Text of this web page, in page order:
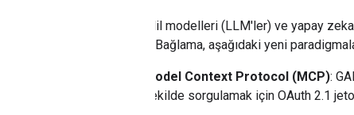
Büyük dil modelleri (LLM'ler) ve yapay
Hesabı Bağlama, aşağıdaki yeni
Model Context Protocol (MCP):
şekilde sorgulamak için OAuth 2.1